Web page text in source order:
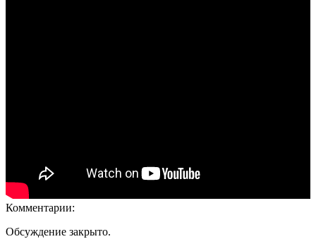
Комментарии:
Обсуждение закрыто.